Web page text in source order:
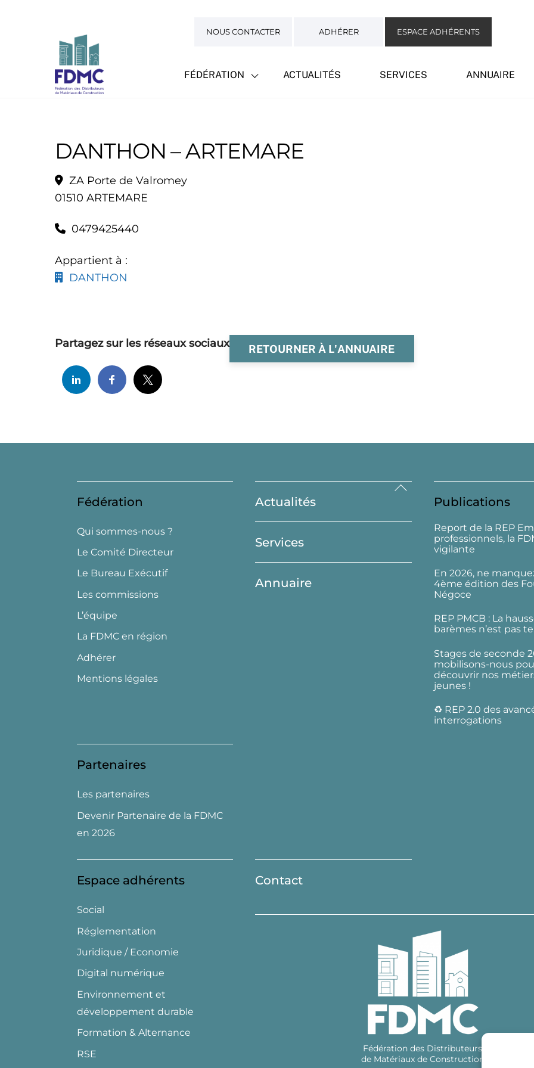
NOUS CONTACTER ADHÉRER ESPACE ADHÉRENTS
FÉDÉRATION ACTUALITÉS SERVICES ANNUAIRE
DANTHON – ARTEMARE
ZA Porte de Valromey
01510 ARTEMARE
0479425440
Appartient à :
DANTHON
RETOURNER À L'ANNUAIRE
Partagez sur les réseaux sociaux
Back
Top
Fédération
Qui sommes-nous ?
Le Comité Directeur
Le Bureau Exécutif
Les commissions
L’équipe
La FDMC en région
Adhérer
Mentions légales
Actualités
Services
Annuaire
Publications
Report de la REP
professionnels, la
vigilante
En 2026, ne
4ème édition des
Négoce
REP PMCB : La
barèmes n’est pas
Stages de seconde
mobilisons-nous
découvrir nos
jeunes !
♻️ REP 2.0 des
interrogations
Partenaires
Les partenaires
Devenir Partenaire de la FDMC
en 2026
Espace adhérents
Social
Réglementation
Juridique / Economie
Digital numérique
Environnement et
développement durable
Formation & Alternance
RSE
Contact
Fédération des Distributeurs
de Matériaux de Construction